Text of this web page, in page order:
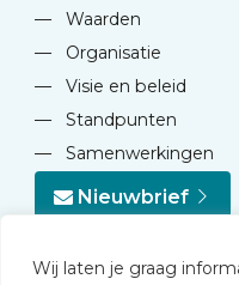
Wij laten je graag
—
Waarden
—
Organisatie
—
Visie en beleid
—
Standpunten
—
Samenwerkingen
Nieuwbrief